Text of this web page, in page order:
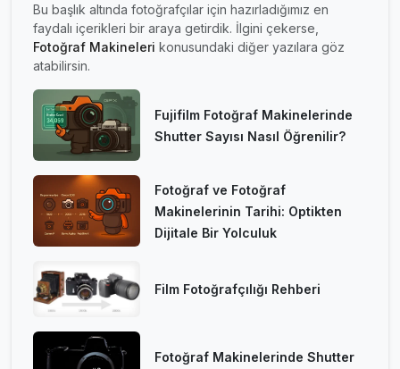
Bu başlık altında fotoğrafçılar için hazırladığımız en
faydalı içerikleri bir araya getirdik. İlgini çekerse,
Fotoğraf Makineleri konusundaki diğer yazılara göz
atabilirsin.
Fujifilm Fotoğraf Makinelerinde
Shutter Sayısı Nasıl Öğrenilir?
Fotoğraf ve Fotoğraf
Makinelerinin Tarihi: Optikten
Dijitale Bir Yolculuk
Film Fotoğrafçılığı Rehberi
Fotoğraf Makinelerinde Shutter